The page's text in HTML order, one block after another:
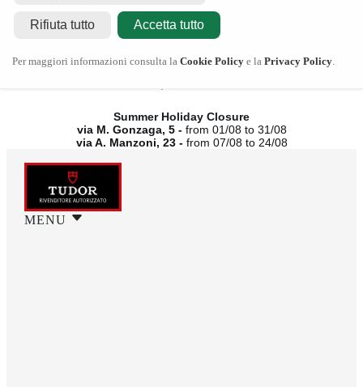
Chiusura Estiva
dal 01/08 al 31/08
Summer Holiday Closure
via M. Gonzaga, 5 - from 01/08 to 31/08
via A. Manzoni, 23 - from 07/08 to 24/08
MENU
Rifiuta tutto Accetta tutto
Per maggiori informazioni consulta la Cookie Policy e la Privacy Policy.